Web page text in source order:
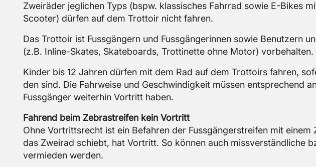
Zwei­rä­der jeg­li­chen Typs (bspw. klas­si­sches Fahr­rad sowie E-Bikes
Scoo­ter) dür­fen auf dem Trot­toir nicht fah­ren.
Das Trot­toir ist Fuss­gän­gern und Fuss­gän­ge­rin­nen sowie Be­nut­zern
(z.B. In­li­ne-Skates, Skate­boards, Trot­ti­net­te ohne Motor) vor­be­hal­ten.
Kin­der bis 12 Jah­ren dür­fen mit dem Rad auf dem Trot­toirs fah­ren,
den sind. Die Fahr­wei­se und Ge­schwin­dig­keit müs­sen ent­spre­chend
Fuss­gän­ger wei­ter­hin Vor­tritt haben.
Fah­rend beim Ze­bra­strei­fen kein Vor­tritt
Ohne Vor­tritts­recht ist ein Be­fah­ren der Fuss­gän­ger­strei­fen mit
das Zwei­rad schiebt, hat Vor­tritt. So kön­nen auch miss­ver­ständ­li­che
ver­mie­den wer­den.